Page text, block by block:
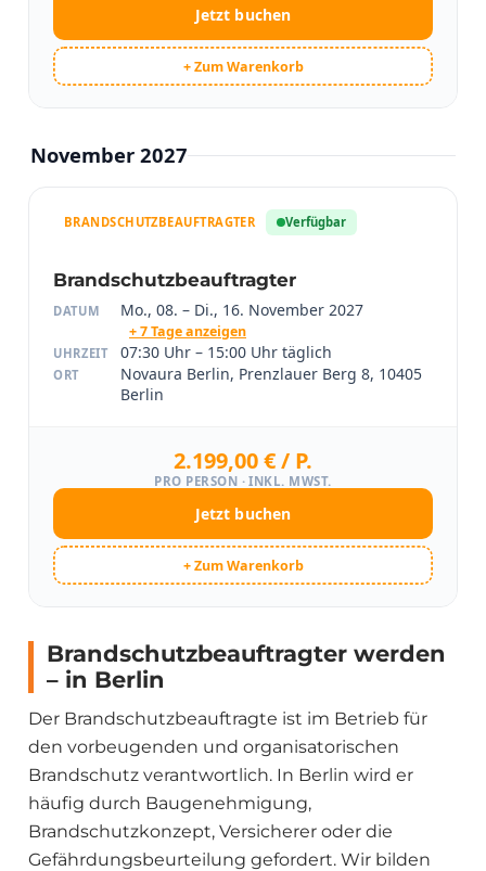
Jetzt buchen
+ Zum Warenkorb
November 2027
BRANDSCHUTZBEAUFTRAGTER Verfügbar
Brandschutzbeauftragter
DATUM Mo., 08. – Di., 16. November 2027
+ 7 Tage anzeigen
UHRZEIT 07:30 Uhr – 15:00 Uhr täglich
ORT
Novaura Berlin, Prenzlauer Berg 8, 10405
Berlin
2.199,00 € / P.
PRO PERSON · INKL. MWST.
Jetzt buchen
+ Zum Warenkorb
Brandschutzbeauftragter werden
– in Berlin
Der Brandschutzbeauftragte ist im Betrieb für
den vorbeugenden und organisatorischen
Brandschutz verantwortlich. In Berlin wird er
häufig durch Baugenehmigung,
Brandschutzkonzept, Versicherer oder die
Gefährdungsbeurteilung gefordert. Wir bilden